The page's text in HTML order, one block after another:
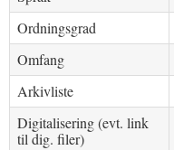
Ordningsgrad
Omfang
Arkivliste
Digitalisering (evt. link
til dig. filer)